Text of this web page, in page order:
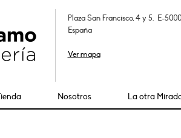
Plaza San Francisco, 4 y 5. E-
España
Ver mapa
Nosotros La otra